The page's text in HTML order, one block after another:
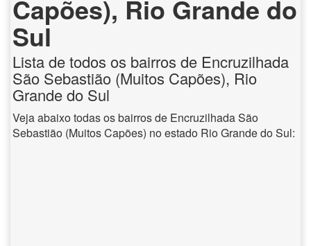
Capões), Rio Grande do
Sul
Lista de todos os bairros de Encruzilhada
São Sebastião (Muitos Capões), Rio
Grande do Sul
Veja abaixo todas os bairros de Encruzilhada São
Sebastião (Muitos Capões) no estado Rio Grande do Sul: